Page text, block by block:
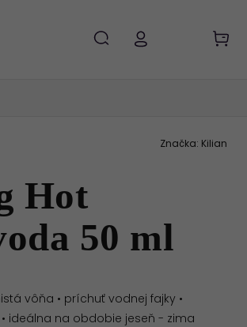
Hot
50 ml
vôňa • príchuť vodnej fajky •
• ideálna na obdobie jeseň - zima
Značka: Kilian